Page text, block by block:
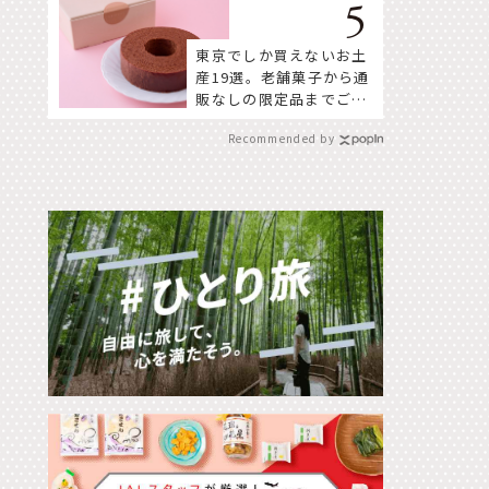
東京でしか買えないお土
産19選。老舗菓子から通
販なしの限定品までご紹
Recommended by